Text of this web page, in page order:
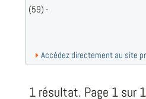
(59) -
Accédez directement au site
1 résultat. Page 1 sur